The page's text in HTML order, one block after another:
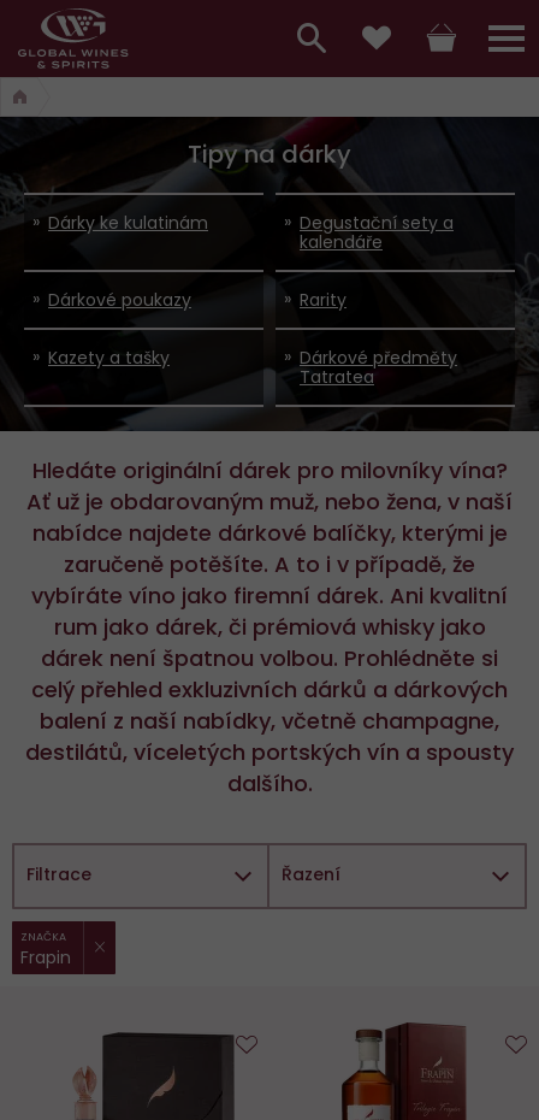
Hlavní
menu,
košík,
vyhledávání,
přihlášení
a
Tipy na dárky
Dárky ke kulatinám
Degustační sety a
kalendáře
Dárkové poukazy Rarity
Kazety a tašky
Dárkové předměty
Tatratea
Hledáte originální dárek pro milovníky vína?
Ať už je obdarovaným muž, nebo žena, v naší
nabídce najdete dárkové balíčky, kterými je
zaručeně potěšíte. A to i v případě, že
vybíráte víno jako firemní dárek. Ani kvalitní
rum jako dárek, či prémiová whisky jako
dárek není špatnou volbou. Prohlédněte si
celý přehled exkluzivních dárků a dárkových
balení z naší nabídky, včetně champagne,
destilátů, víceletých portských vín a spousty
dalšího.
Filtrace
Vybrané
filtry:
ZNAČKA
Frapin
Řazení
oblíbených